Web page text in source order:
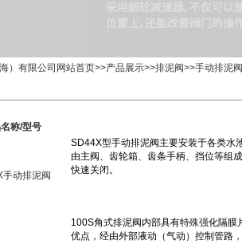
）有限公司网站首页>>产品展示>>排泥阀>>手动排泥阀
称/型号
动排泥阀